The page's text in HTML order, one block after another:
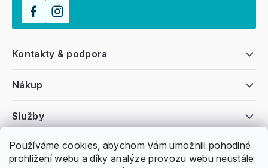
Používáme cookies, abychom Vám umožnili pohodlné
prohlížení webu a díky analýze provozu webu neustále
Všeobecné informace
Nákup
Kontakty & podpora
Služby